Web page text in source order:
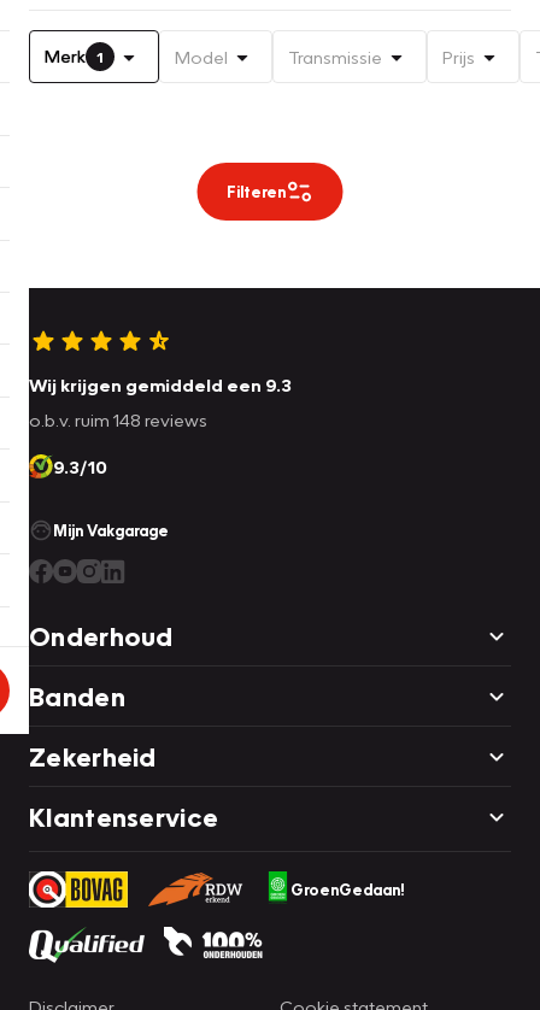
Merk 1 Model Transmissie Prijs
Filteren
Wij krijgen gemiddeld een 9.3
o.b.v. ruim 148 reviews
9.3/10
Mijn Vakgarage
Onderhoud
Banden
Zekerheid
Klantenservice
GroenGedaan!